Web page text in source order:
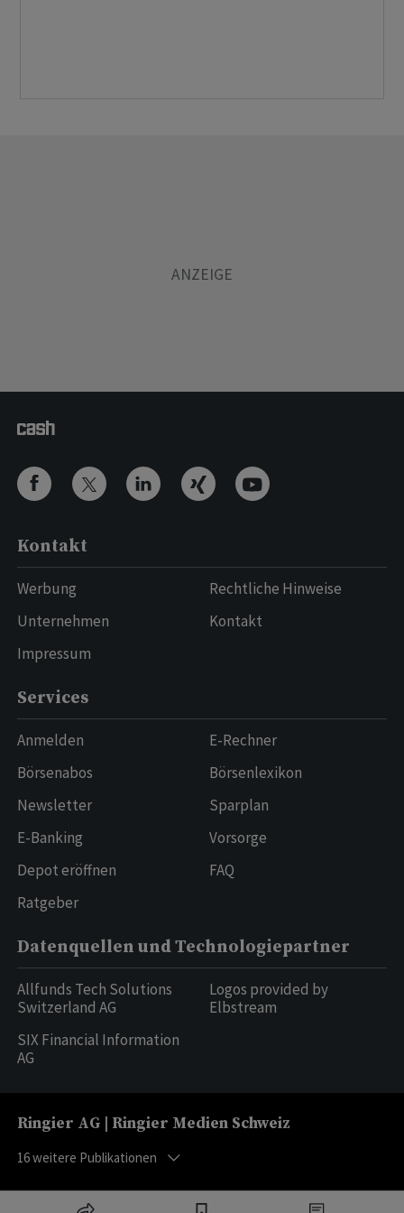
Kontakt
Werbung
Unternehmen
Impressum
Rechtliche Hinweise
Kontakt
Services
Anmelden
Börsenabos
Newsletter
E-Banking
Depot eröffnen
Ratgeber
E-Rechner
Börsenlexikon
Sparplan
Vorsorge
FAQ
Datenquellen und Technologiepartner
Allfunds Tech Solutions
Switzerland AG
SIX Financial Information
AG
Logos provided by
Elbstream
Ringier AG | Ringier Medien Schweiz
16weitere Publikationen